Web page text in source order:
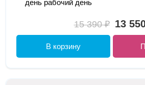
день рабочий день
15 390 ₽ 13
В корзину